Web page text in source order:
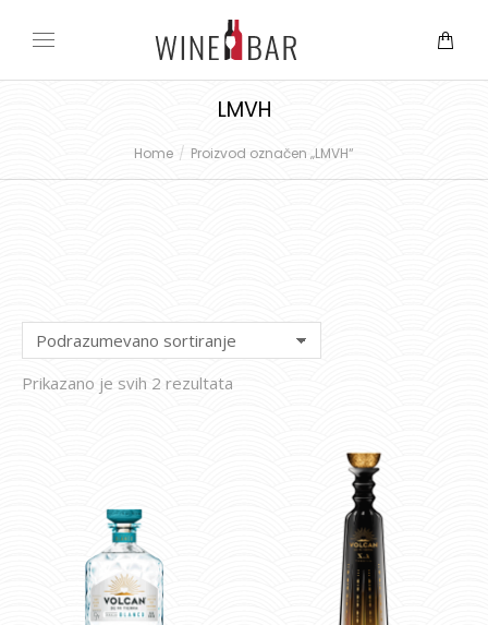
LMVH
Home Proizvod označen „LMVH“
Prikazano je svih 2 rezultata